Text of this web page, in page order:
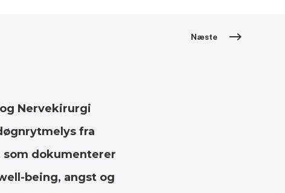
Næste
Nervekirurgi
fra
som dokumenterer
being, angst og